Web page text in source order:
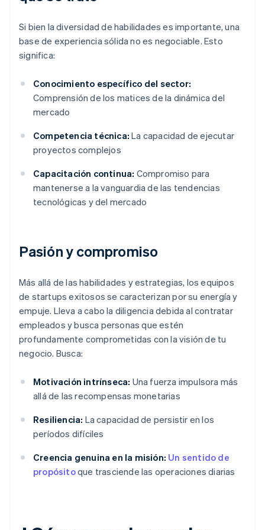
Si bien la diversidad de habilidades es importante, una
base de experiencia sólida no es negociable. Esto
significa:
Conocimiento específico del sector:
Comprensión de los matices de la dinámica del
mercado
Competencia técnica: La capacidad de ejecutar
proyectos complejos
Capacitación continua: Compromiso para
mantenerse a la vanguardia de las tendencias
tecnológicas y del mercado
Pasión y compromiso
Más allá de las habilidades y estrategias, los equipos
de startups exitosos se caracterizan por su energía y
empuje. Lleva a cabo la diligencia debida al contratar
empleados y busca personas que estén
profundamente comprometidas con la visión de tu
negocio. Busca:
Motivación intrínseca: Una fuerza impulsora más
allá de las recompensas monetarias
Resiliencia: La capacidad de persistir en los
períodos difíciles
Creencia genuina en la misión: Un sentido de
propósitoque trasciende las operaciones diarias